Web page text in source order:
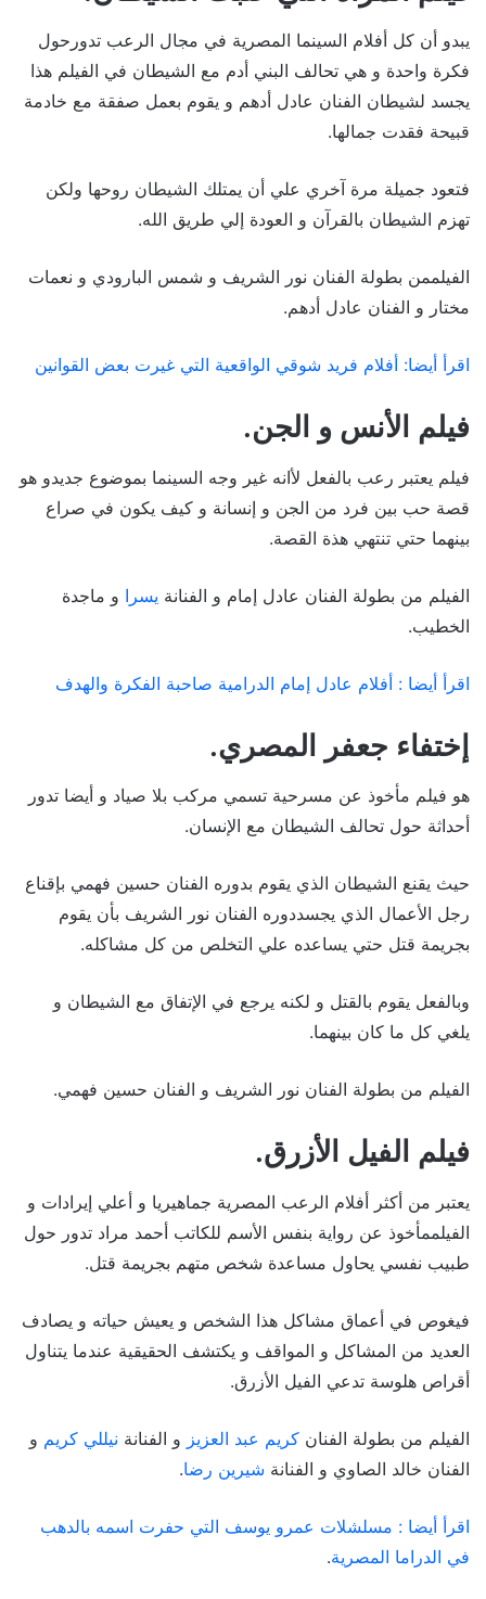
يبدو أن كل أفلام السينما المصرية في مجال الرعب تدورحول
فكرة واحدة و هي تحالف البني أدم مع الشيطان في الفيلم هذا
يجسد لشيطان الفنان عادل أدهم و يقوم بعمل صفقة مع خادمة
قبيحة فقدت جمالها.
فتعود جميلة مرة آخري علي أن يمتلك الشيطان روحها ولكن
تهزم الشيطان بالقرآن و العودة إلي طريق الله.
الفيلممن بطولة الفنان نور الشريف و شمس البارودي و نعمات
مختار و الفنان عادل أدهم.
اقرأ أيضا: أفلام فريد شوقي الواقعية التي غيرت بعض القوانين
فيلم الأنس و الجن.
فيلم يعتبر رعب بالفعل لأانه غير وجه السينما بموضوع جديدو هو
قصة حب بين فرد من الجن و إنسانة و كيف يكون في صراع
بينهما حتي تنتهي هذة القصة.
الفيلم من بطولة الفنان عادل إمام و الفنانة يسرا و ماجدة
الخطيب.
اقرأ أيضا : أفلام عادل إمام الدرامية صاحبة الفكرة والهدف
إختفاء جعفر المصري.
هو فيلم مأخوذ عن مسرحية تسمي مركب بلا صياد و أيضا تدور
أحداثة حول تحالف الشيطان مع الإنسان.
حيث يقنع الشيطان الذي يقوم بدوره الفنان حسين فهمي بإقناع
رجل الأعمال الذي يجسددوره الفنان نور الشريف بأن يقوم
بجريمة قتل حتي يساعده علي التخلص من كل مشاكله.
وبالفعل يقوم بالقتل و لكنه يرجع في الإتفاق مع الشيطان و
يلغي كل ما كان بينهما.
الفيلم من بطولة الفنان نور الشريف و الفنان حسين فهمي.
فيلم الفيل الأزرق.
يعتبر من أكثر أفلام الرعب المصرية جماهيريا و أعلي إيرادات و
الفيلممأخوذ عن رواية بنفس الأسم للكاتب أحمد مراد تدور حول
طبيب نفسي يحاول مساعدة شخص متهم بجريمة قتل.
فيغوص في أعماق مشاكل هذا الشخص و يعيش حياته و يصادف
العديد من المشاكل و المواقف و يكتشف الحقيقية عندما يتناول
أقراص هلوسة تدعي الفيل الأزرق.
الفيلم من بطولة الفنان كريم عبد العزيز و الفنانة نيللي كريم و
الفنان خالد الصاوي و الفنانة شيرين رضا.
اقرأ أيضا : مسلشلات عمرو يوسف التي حفرت اسمه بالدهب
في الدراما المصرية.